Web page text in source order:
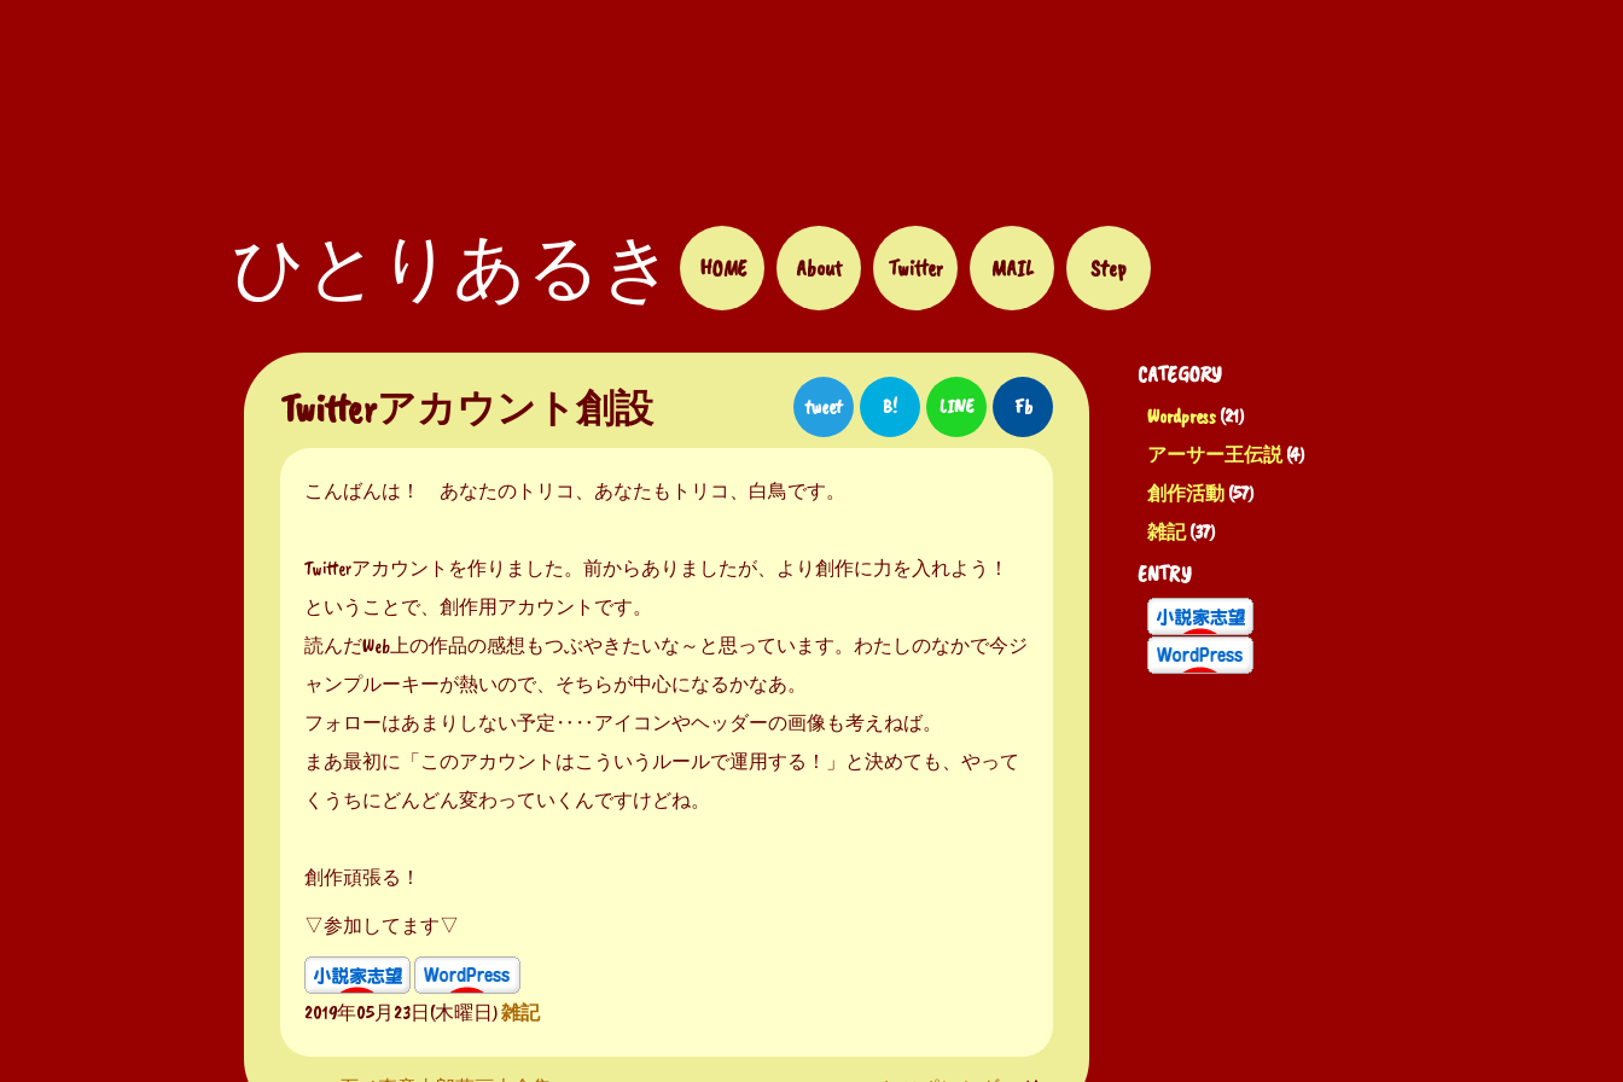
ひとりあるき HOME About Twitter MAIL Step
CATEGORY
Wordpress (21)
アーサー王伝説(4)
創作活動 (57)
雑記(37)
ENTRY
Twitterアカウント創設 tweet B! LINE Fb
こんばんは！ あなたのトリコ、あなたもトリコ、白鳥です。
Twitterアカウントを作りました。前からありましたが、より創作に力を入れよう！
ということで、創作用アカウントです。
読んだWeb上の作品の感想もつぶやきたいな～と思っています。わたしのなかで今ジ
ャンプルーキーが熱いので、そちらが中心になるかなあ。
フォローはあまりしない予定‥‥アイコンやヘッダーの画像も考えねば。
まあ最初に「このアカウントはこういうルールで運用する！」と決めても、やって
くうちにどんどん変わっていくんですけどね。
創作頑張る！
▽参加してます▽
2019年05月23日(木曜日)雑記